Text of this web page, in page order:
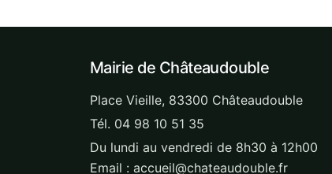
Mairie de Châteaudouble
Place Vieille, 83300 Châteaudouble
Tél. 04 98 10 51 35
Du lundi au vendredi de 8h30 à 12h00
Email : accueil@chateaudouble.fr